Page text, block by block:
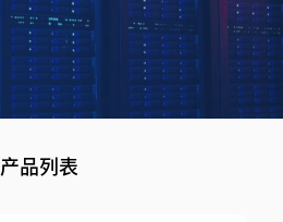
产品列表